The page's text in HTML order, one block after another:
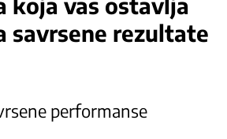
savrsene rezultate
performanse